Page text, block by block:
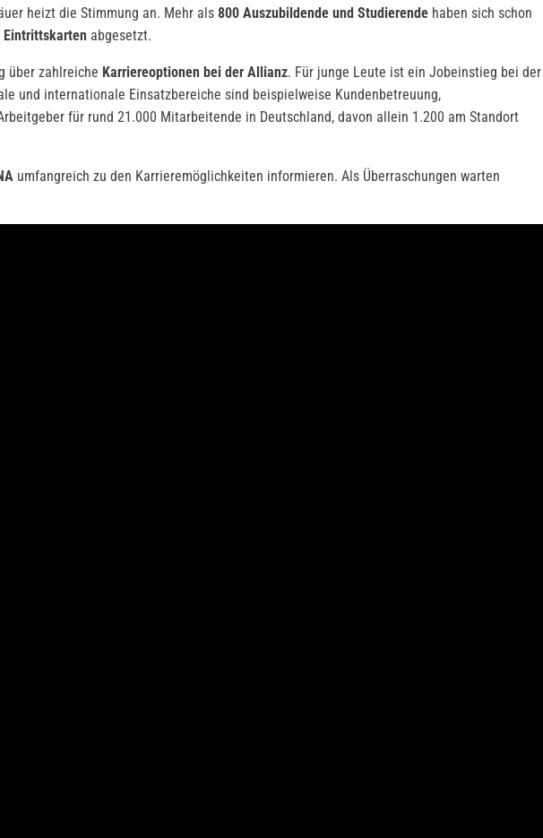
heizt die Stimmung an. Mehr als 800 Auszubildende und Studierende haben sich schon
Eintrittskarten abgesetzt.
über zahlreiche Karriereoptionen bei der Allianz. Für junge Leute ist ein Jobeinstieg bei der
und internationale Einsatzbereiche sind beispielweise Kundenbetreuung,
für rund 21.000 Mitarbeitende in Deutschland, davon allein 1.200 am Standort
umfangreich zu den Karrieremöglichkeiten informieren. Als Überraschungen warten